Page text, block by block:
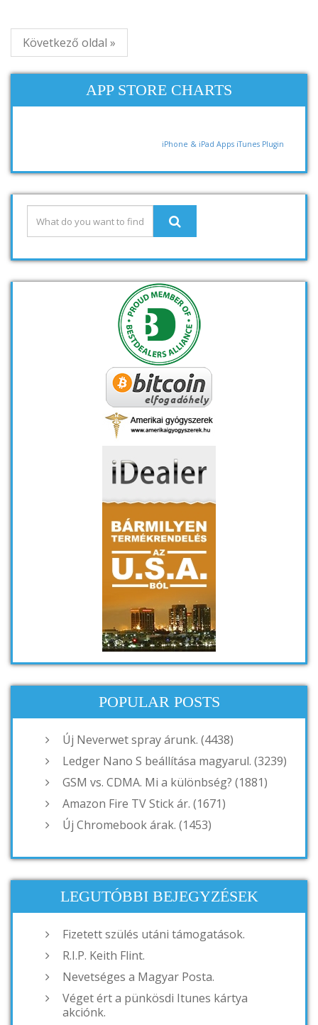
Következő oldal »
APP STORE CHARTS
iPhone & iPad Apps iTunes Plugin
POPULAR POSTS
Új Neverwet spray árunk. (4438)
Ledger Nano S beállítása magyarul. (3239)
GSM vs. CDMA. Mi a különbség? (1881)
Amazon Fire TV Stick ár. (1671)
Új Chromebook árak. (1453)
LEGUTÓBBI BEJEGYZÉSEK
Fizetett szülés utáni támogatások.
R.I.P. Keith Flint.
Nevetséges a Magyar Posta.
Véget ért a pünkösdi Itunes kártya
akciónk.